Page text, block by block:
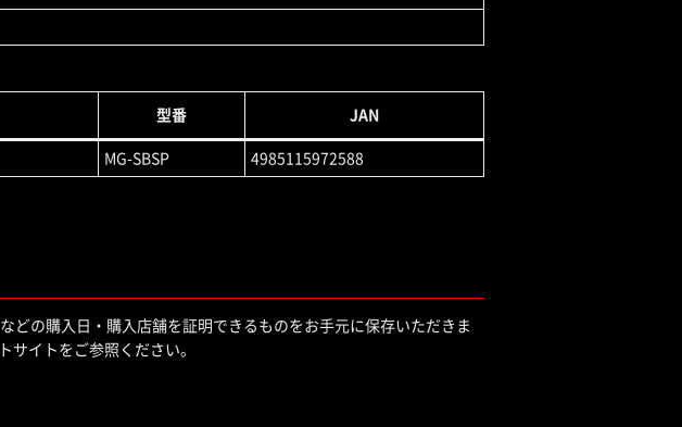
型番 JAN
MG-SBSP 4985115972588
どの購入日・購入店舗を証明できるものをお手元に保存いただきま
サイトをご参照ください。